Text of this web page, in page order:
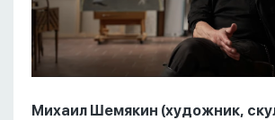
Михаил Шемякин (художник,